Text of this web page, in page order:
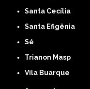
Santa Cecília
Santa Efigênia
Sé
Trianon Masp
Vila Buarque